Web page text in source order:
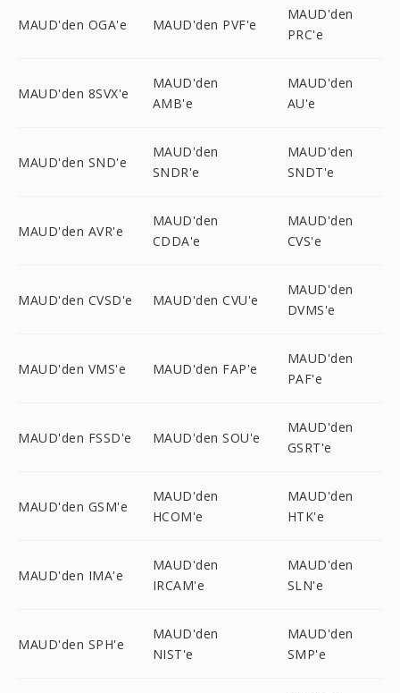
MAUD'den OGA'e MAUD'den PVF'e
MAUD'den
PRC'e
MAUD'den 8SVX'e
MAUD'den
AMB'e
MAUD'den
AU'e
MAUD'den SND'e
MAUD'den
SNDR'e
MAUD'den
SNDT'e
MAUD'den AVR'e
MAUD'den
CDDA'e
MAUD'den
CVS'e
MAUD'den CVSD'e MAUD'den CVU'e
MAUD'den
DVMS'e
MAUD'den VMS'e MAUD'den FAP'e
MAUD'den
PAF'e
MAUD'den FSSD'e MAUD'den SOU'e
MAUD'den
GSRT'e
MAUD'den GSM'e
MAUD'den
HCOM'e
MAUD'den
HTK'e
MAUD'den IMA'e
MAUD'den
IRCAM'e
MAUD'den
SLN'e
MAUD'den SPH'e
MAUD'den
NIST'e
MAUD'den
SMP'e